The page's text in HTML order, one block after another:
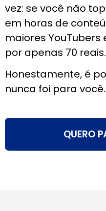
vez: se você não
em horas de
maiores YouTubers
por apenas 70
Honestamente, é
nunca foi para você.
QUERO